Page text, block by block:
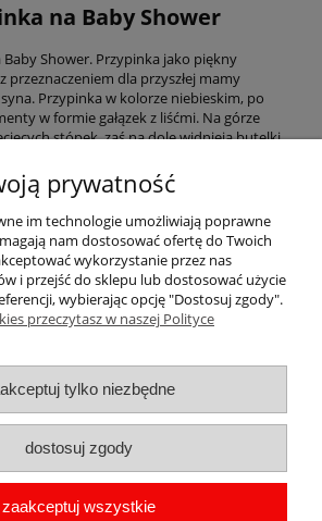
na Baby Shower
Shower. Przypinka jako piękny
przeznaczeniem dla przyszłej mamy
Przypinka w kolorze niebieskim, po
w formie gałązek z liśćmi. Na górze
stópek, zaś na dole widnieją butelki
mm zapinana na agrafkę.
równieżprzypinki ,,będę ciocią''w tym
Pomoc
Płatności i dostawa
Informacje
prywatność
im technologie umożliwiają poprawne
nam dostosować ofertę do Twoich
wykorzystanie przez nas
i przejść do sklepu lub dostosować użycie
wybierając opcję "Dostosuj zgody".
przeczytasz w naszej Polityce
tylko niezbędne
dostosuj zgody
zaakceptuj wszystkie